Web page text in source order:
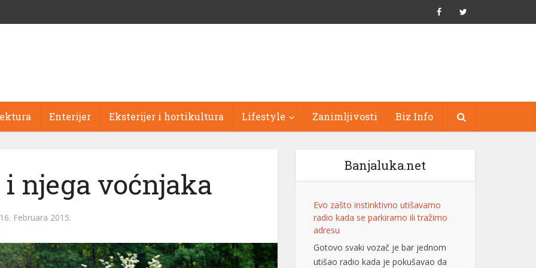
Enterijer Eksterijer i hortikultura Lifestyle Zanimljivosti Biz Info
njega voćnjaka
16. Februara 2015.
Banjaluka.net
ili se probije kroz gust saobraćaj.
reakcija mozga koji pokušava da se
istovremeno obavlja više složenih
zadataka onako kako mnogi […][...]
Muškarac preminuo nakon više
uboda stršljena